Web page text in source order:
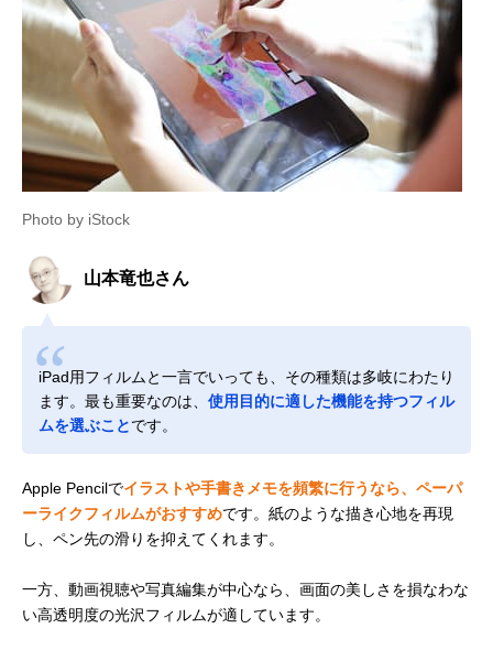
Photo by iStock
山本竜也さん
iPad用フィルムと一言でいっても、その種類は多岐にわたり
ます。最も重要なのは、 使用目的に適した機能を持つフィル
ムを選ぶことです。
Apple Pencilでイラストや手書きメモを頻繁に行うなら、ペーパ
ーライクフィルムがおすすめです。紙のような描き心地を再現
し、ペン先の滑りを抑えてくれます。
一方、動画視聴や写真編集が中心なら、画面の美しさを損なわな
い高透明度の光沢フィルムが適しています。